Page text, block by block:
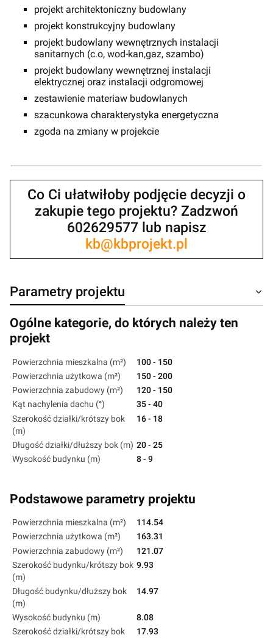
projekt architektoniczny budowlany
projekt konstrukcyjny budowlany
projekt budowlany wewnętrznych instalacji
sanitarnych (c.o, wod-kan,gaz, szambo)
projekt budowlany wewnętrznej instalacji
elektrycznej oraz instalacji odgromowej
zestawienie materiaw budowlanych
szacunkowa charakterystyka energetyczna
zgoda na zmiany w projekcie
Co Ci ułatwiłoby podjęcie decyzji o
zakupie tego projektu? Zadzwoń
602629577 lub napisz
kb@kbprojekt.pl
Parametry projektu
Ogólne kategorie, do których należy ten
projekt
Powierzchnia mieszkalna (m²)
100 - 150
Powierzchnia użytkowa (m²)
150 - 200
Powierzchnia zabudowy (m²)
120 - 150
Kąt nachylenia dachu (°)
35 - 40
Szerokość działki/krótszy bok
(m)
16 - 18
Długość działki/dłuższy bok (m) 20 - 25
Wysokość budynku (m)
8 - 9
Podstawowe parametry projektu
Powierzchnia mieszkalna (m²)
114.54
Powierzchnia użytkowa (m²)
163.31
Powierzchnia zabudowy (m²)
121.07
Szerokość budynku/krótszy bok
(m)
9.93
Długość budynku/dłuższy bok
(m)
14.97
Wysokość budynku (m)
8.08
Szerokość działki/krótszy bok
17.93